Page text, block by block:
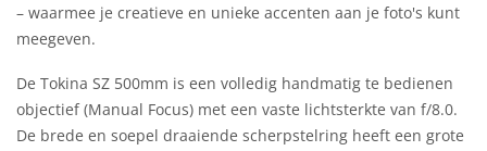
– waarmee je creatieve en unieke accenten aan je foto's kunt
meegeven.
De Tokina SZ 500mm is een volledig handmatig te bedienen
objectief (Manual Focus) met een vaste lichtsterkte van f/8.0.
De brede en soepel draaiende scherpstelring heeft een grote